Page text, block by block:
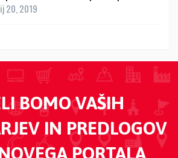
20, 2019
BOMO VAŠIH
IN PREDLOGOV
PORTALA